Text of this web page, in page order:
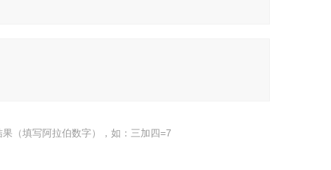
（填写阿拉伯数字），如：三加四=7